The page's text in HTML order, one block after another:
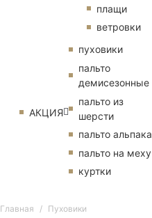
плащи
ветровки
АКЦИЯ
пуховики
пальто
демисезонные
пальто из
шерсти
пальто альпака
пальто на меху
куртки
Главная Пуховики